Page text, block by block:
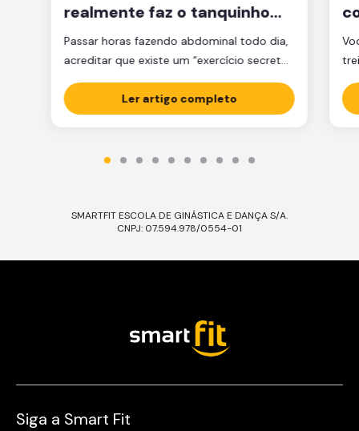
realmente faz o tanquinho
aparecer?
Passar horas fazendo abdominal todo dia,
acreditar que existe um “exercício secreto”
com a balança são caminhos que muita
gente percorre, mas que raramente levam
falta de estratégia. A verdade é que o
Ler artigo completo
SMARTFIT ESCOLA DE GINÁSTICA E DANÇA S/A.
CNPJ: 07.594.978/0554-01
Siga a Smart Fit